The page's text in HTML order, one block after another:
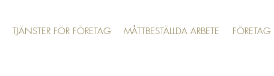
TJÄNSTER FÖR FÖRETAG MÅTTBESTÄLLDA ARBETE FÖRETAG